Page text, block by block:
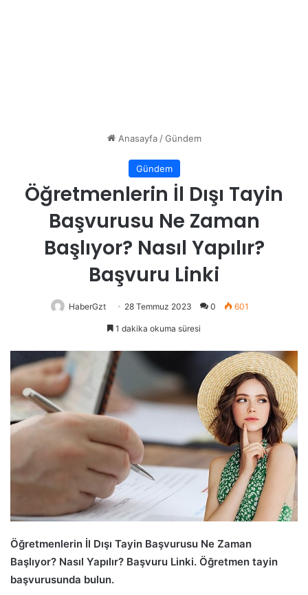
Anasayfa / Gündem
Gündem
Öğretmenlerin İl Dışı Tayin
Başvurusu Ne Zaman
Başlıyor? Nasıl Yapılır?
Başvuru Linki
HaberGzt 28 Temmuz 2023 0 601
1 dakika okuma süresi
Öğretmenlerin İl Dışı Tayin Başvurusu Ne Zaman
Başlıyor? Nasıl Yapılır? Başvuru Linki. Öğretmen tayin
başvurusunda bulun.